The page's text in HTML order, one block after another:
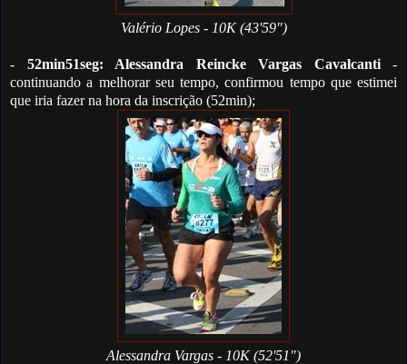
Valério Lopes - 10K (43'59")
- 52min51seg: Alessandra Reincke Vargas Cavalcanti-
continuando a melhorar seu tempo, confirmou tempo que estimei
que iria fazer na hora da inscrição (52min);
Alessandra Vargas - 10K (52'51")